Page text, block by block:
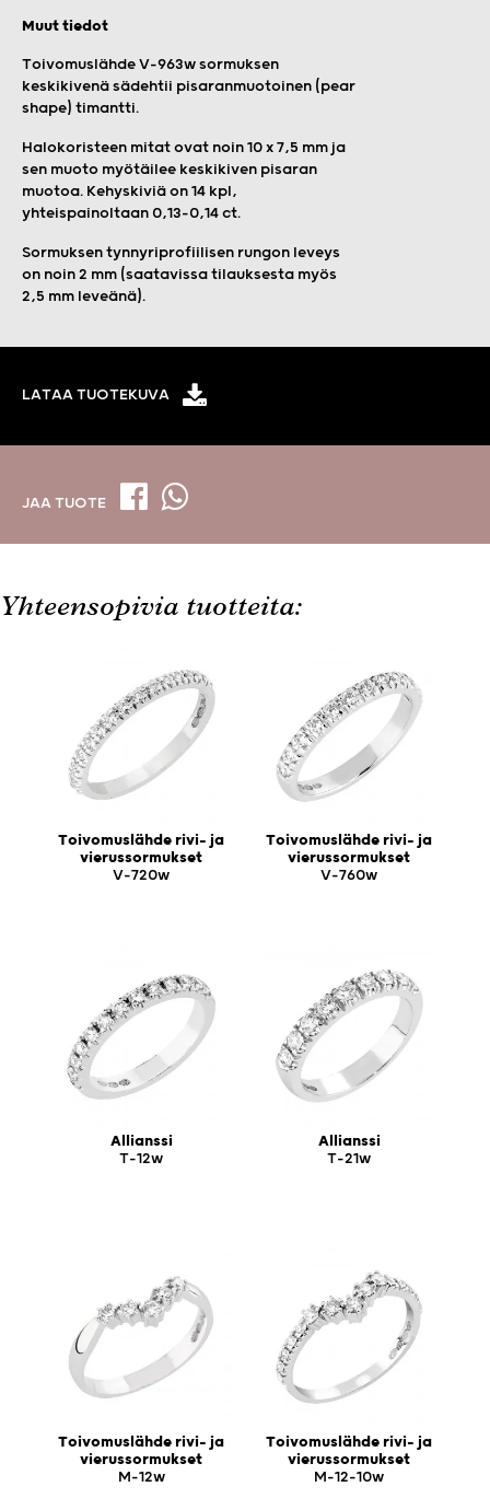
Muut tiedot
Toivomuslähde V-963w sormuksen
keskikivenä sädehtii pisaranmuotoinen (pear
shape) timantti.
Halokoristeen mitat ovat noin 10 x 7,5 mm ja
sen muoto myötäilee keskikiven pisaran
muotoa. Kehyskiviä on 14 kpl,
yhteispainoltaan 0,13–0,14 ct.
Sormuksen tynnyriprofiilisen rungon leveys
on noin 2 mm (saatavissa tilauksesta myös
2,5 mm leveänä).
LATAA TUOTEKUVA
JAA TUOTE
Yhteensopivia tuotteita:
Toivomuslähde rivi- ja
vierussormukset
V-720w
Toivomuslähde rivi- ja
vierussormukset
V-760w
Allianssi
T-12w
Allianssi
T-21w
Toivomuslähde rivi- ja
vierussormukset
M-12w
Toivomuslähde rivi- ja
vierussormukset
M-12-10w